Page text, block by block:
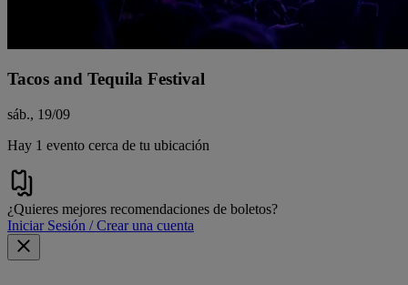
Tacos and Tequila Festival
sáb., 19/09
Hay 1 evento cerca de tu ubicación
¿Quieres mejores recomendaciones de boletos?
Iniciar Sesión / Crear una cuenta